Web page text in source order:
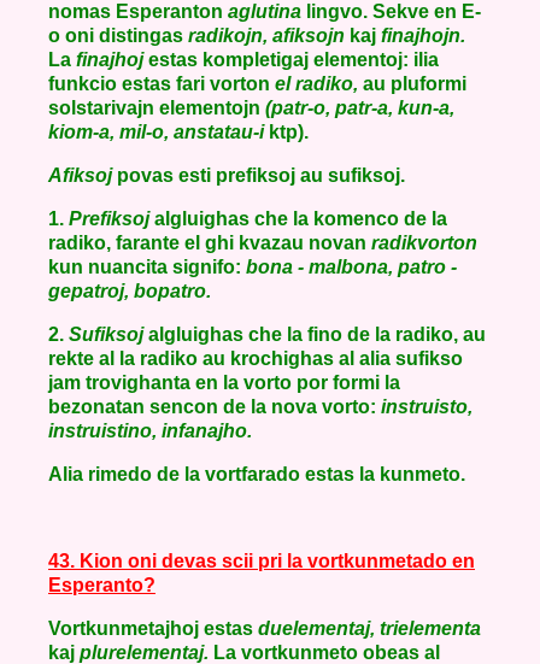
nomas Esperanton aglutina lingvo. Sekve en E-
o oni distingas radikojn, afiksojn kaj finajhojn.
La finajhojestas kompletigaj elementoj: ilia
funkcio estas fari vorton el radiko, au pluformi
solstarivajn elementojn (patr-o, patr-a, kun-a,
kiom-a, mil-o, anstatau-iktp).
Afiksojpovas esti prefiksoj au sufiksoj.
1. Prefiksojalgluighas che la komenco de la
radiko, farante el ghi kvazau novan radikvorton
kun nuancita signifo: bona - malbona, patro -
gepatroj, bopatro.
2. Sufiksojalgluighas che la fino de la radiko, au
rekte al la radiko au krochighas al alia sufikso
jam trovighanta en la vorto por formi la
bezonatan sencon de la nova vorto: instruisto,
instruistino, infanajho.
Alia rimedo de la vortfarado estas la kunmeto.
43. Kion oni devas scii pri la vortkunmetado en
Esperanto?
Vortkunmetajhoj estas duelementaj, trielementa
kaj plurelementaj. La vortkunmeto obeas al